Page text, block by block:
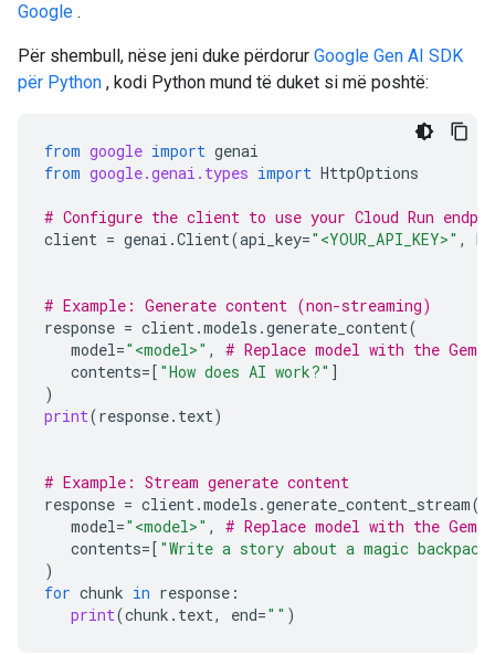
Google .
Për shembull, nëse jeni duke përdorur Google Gen AI SDK
për Python , kodi Python mund të duket si më poshtë:
from google import genai
from google.genai.types import HttpOptions
# Configure the client to use your Cloud Run
client = genai .Client(api_key="<YOUR_API_KEY>" ,
# Example: Generate content (non-streaming)
response = client.models .generate_content(
model="<model>" ,
# Replace model with the
contents=[ "How does AI work?" ]
)
print(response. text)
# Example: Stream generate content
response = client.models .generate_content_stream(
model="<model>" ,
# Replace model with the
contents=[ "Write a story about a magic
)
for chunk in response :
print(chunk . text, end="" )